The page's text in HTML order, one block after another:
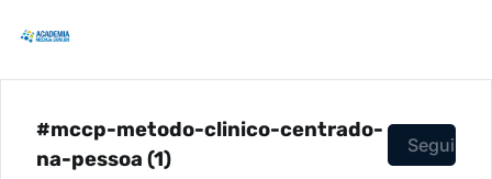
#mccp-metodo-clinico-centrado-
na-pessoa (1)
Seguir